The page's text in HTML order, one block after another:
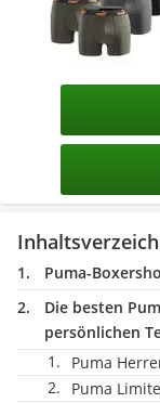
Puma-
Die besten
persönlichen
Puma
Puma